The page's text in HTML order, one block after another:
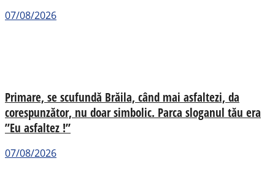
07/08/2026
Primare, se scufundă Brăila, când mai asfaltezi, da
corespunzător, nu doar simbolic. Parca sloganul tău era
”Eu asfaltez !”
07/08/2026